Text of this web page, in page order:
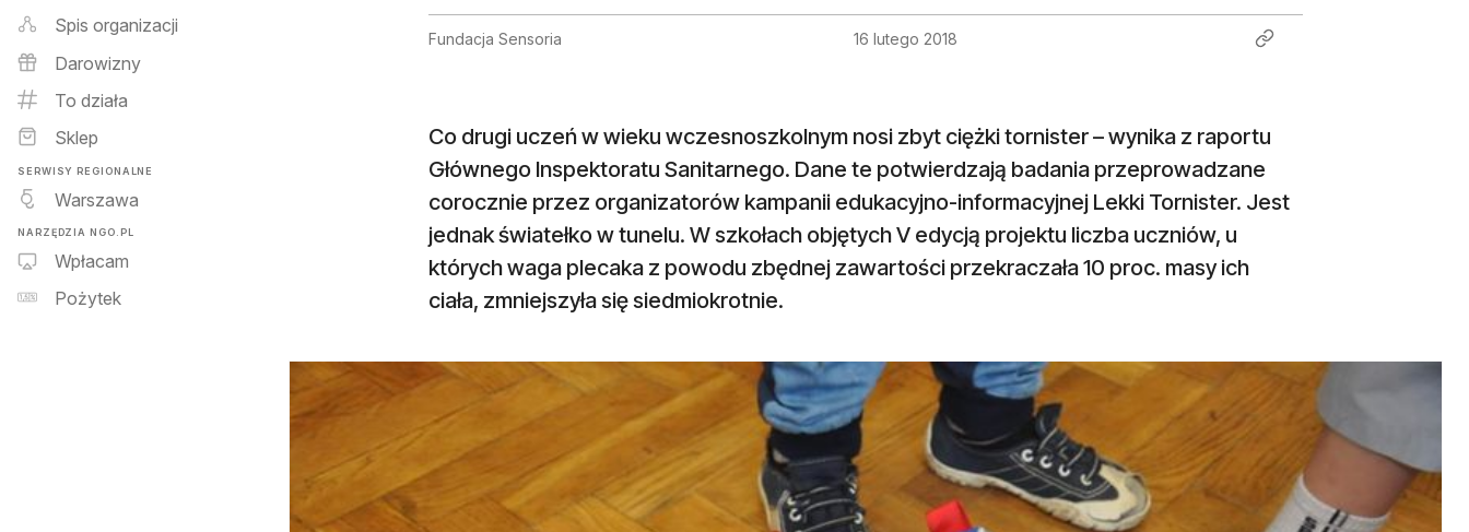
Spis organizacji
Darowizny
To działa
Sklep
SERWISY REGIONALNE
Warszawa
NARZĘDZIA NGO.PL
Wpłacam
Pożytek
Fundacja Sensoria 16 lutego 2018
Co drugi uczeń w wieku wczesnoszkolnym nosi zbyt ciężki tornister – wynika z raportu
Głównego Inspektoratu Sanitarnego. Dane te potwierdzają badania przeprowadzane
corocznie przez organizatorów kampanii edukacyjno-informacyjnej Lekki Tornister. Jest
jednak światełko w tunelu. W szkołach objętych V edycją projektu liczba uczniów, u
których waga plecaka z powodu zbędnej zawartości przekraczała 10 proc. masy ich
ciała, zmniejszyła się siedmiokrotnie.